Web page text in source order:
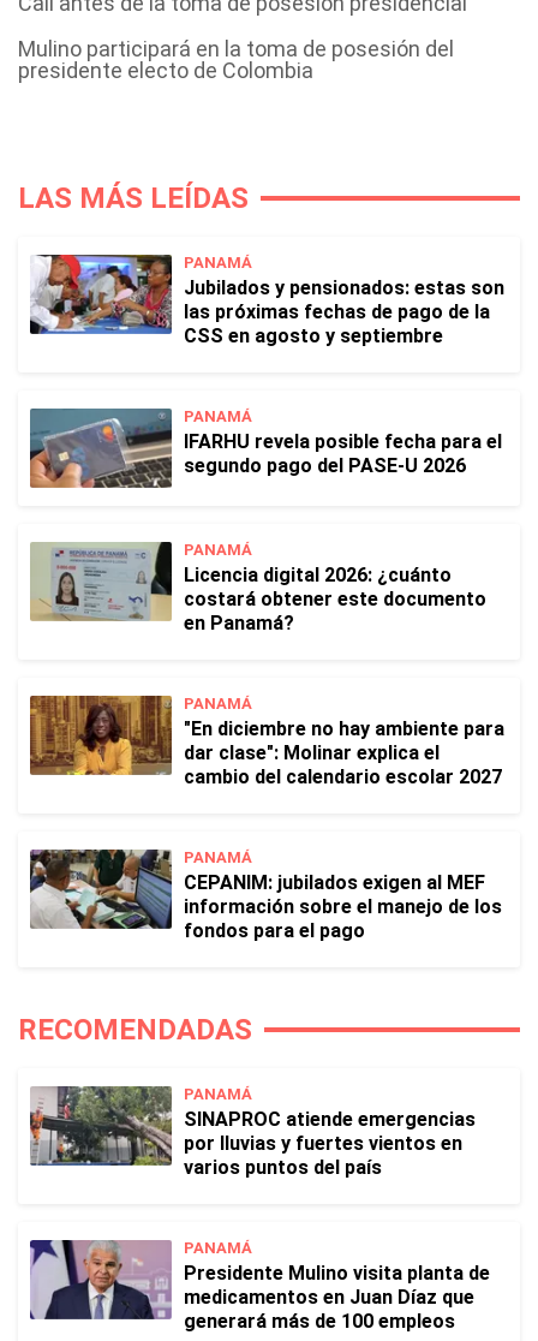
Mulino participará en la toma de posesión del
presidente electo de Colombia
LAS MÁS LEÍDAS
PANAMÁ
Jubilados y pensionados: estas son
las próximas fechas de pago de la
CSS en agosto y septiembre
PANAMÁ
IFARHU revela posible fecha para el
segundo pago del PASE-U 2026
PANAMÁ
Licencia digital 2026: ¿cuánto
costará obtener este documento
en Panamá?
PANAMÁ
"En diciembre no hay ambiente para
dar clase": Molinar explica el
cambio del calendario escolar 2027
PANAMÁ
CEPANIM: jubilados exigen al MEF
información sobre el manejo de los
fondos para el pago
RECOMENDADAS
PANAMÁ
SINAPROC atiende emergencias
por lluvias y fuertes vientos en
varios puntos del país
PANAMÁ
Presidente Mulino visita planta de
medicamentos en Juan Díaz que
generará más de 100 empleos